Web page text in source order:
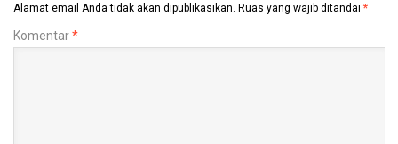
Alamat email Anda tidak akan dipublikasikan. Ruas yang wajib ditandai *
Komentar*